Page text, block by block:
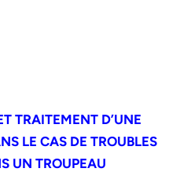
TRAITEMENT D’UNE
LE CAS DE TROUBLES
UN TROUPEAU